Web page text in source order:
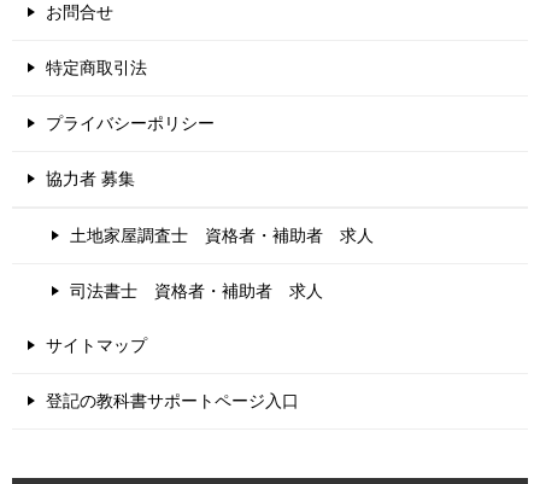
お問合せ
特定商取引法
プライバシーポリシー
協力者 募集
土地家屋調査士 資格者・補助者 求人
司法書士 資格者・補助者 求人
サイトマップ
登記の教科書サポートページ入口